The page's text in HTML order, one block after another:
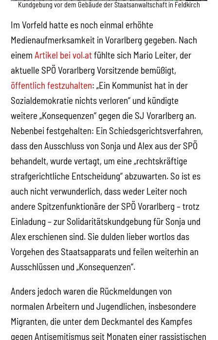
Kundgebung vor dem Gebäude der Staatsanwaltschaft in Feldkirch
Im Vorfeld hatte es noch einmal erhöhte
Medienaufmerksamkeit in Vorarlberg gegeben. Nach
einemArtikel bei vol.atfühlte sich Mario Leiter, der
aktuelle SPÖ Vorarlberg Vorsitzende bemüßigt,
öffentlich festzuhalten: „Ein Kommunist hat in der
Sozialdemokratie nichts verloren“ und kündigte
weitere „Konsequenzen“ gegen die SJ Vorarlberg an.
Nebenbei festgehalten: Ein Schiedsgerichtsverfahren,
dass den Ausschluss von Sonja und Alex aus der SPÖ
behandelt, wurde vertagt, um eine „rechtskräftige
strafgerichtliche Entscheidung“ abzuwarten. So ist es
auch nicht verwunderlich, dass weder Leiter noch
andere Spitzenfunktionäre der SPÖ Vorarlberg – trotz
Einladung – zur Solidaritätskundgebung für Sonja und
Alex erschienen sind. Sie dulden lieber wortlos das
Vorgehen des Staatsapparats und feilen weiterhin an
Ausschlüssen und „Konsequenzen“.
Anders jedoch waren die Rückmeldungen von
normalen Arbeitern und Jugendlichen, insbesondere
Migranten, die unter dem Deckmantel des Kampfes
gegen Antisemitismus seit Monaten einer rassistischen